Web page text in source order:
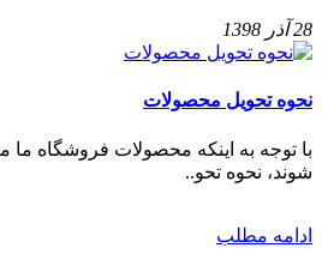
28 آذر 1398
نحوه تحویل محصولات
با توجه به اینکه محصولات فروشگاه ما
شوند، نحوه تحو..
ادامه مطلب